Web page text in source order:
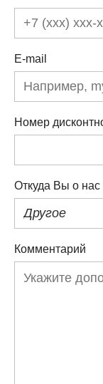
E-mail
Номер
Откуда Вы о нас
Другое
Комментарий